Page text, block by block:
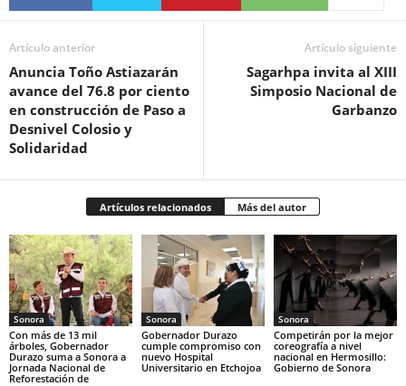
Artículo anterior
Anuncia Toño Astiazarán
avance del 76.8 por ciento
en construcción de Paso a
Desnivel Colosio y
Solidaridad
Artículo siguiente
Sagarhpa invita al XIII
Simposio Nacional de
Garbanzo
Artículos relacionados Más del autor
Sonora
Con más de 13 mil
árboles, Gobernador
Durazo suma a Sonora a
Jornada Nacional de
Reforestación de
Sonora
Gobernador Durazo
cumple compromiso con
nuevo Hospital
Universitario en Etchojoa
Sonora
Competirán por la mejor
coreografía a nivel
nacional en Hermosillo:
Gobierno de Sonora